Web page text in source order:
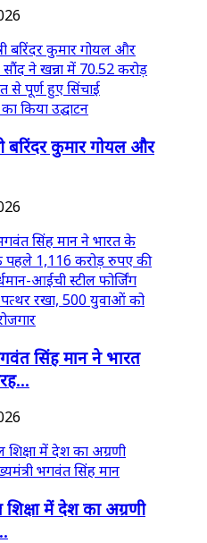
बरिंदर कुमार गोयल और
सिंह मान ने भारत
में देश का अग्रणी